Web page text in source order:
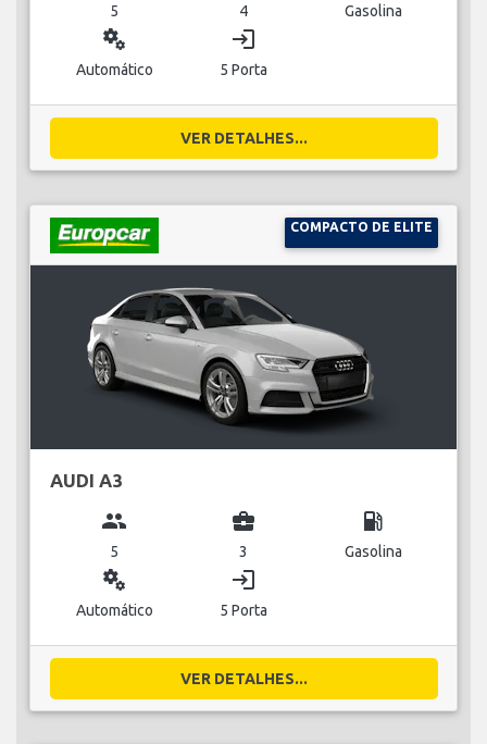
5 4 Gasolina
miscellaneous_services
Automático
login
5 Porta
VER DETALHES...
COMPACTO DE ELITE
AUDI A3
group
5
business_center
3
local_gas_station
Gasolina
miscellaneous_services
Automático
login
5 Porta
VER DETALHES...